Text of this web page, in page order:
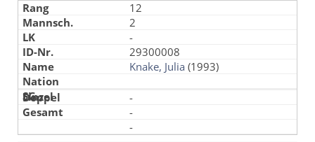
12
2
-
29300008
Knake, Julia (1993)
-
-
-